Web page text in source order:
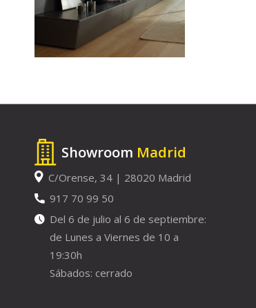
Showroom Madrid
C/Orense, 34 | 28020 Madrid
917 70 99 50
Del 6 de julio al 6 de septiembre:
de Lunes a Viernes de 10 a
19:30h
Sábados: cerrado